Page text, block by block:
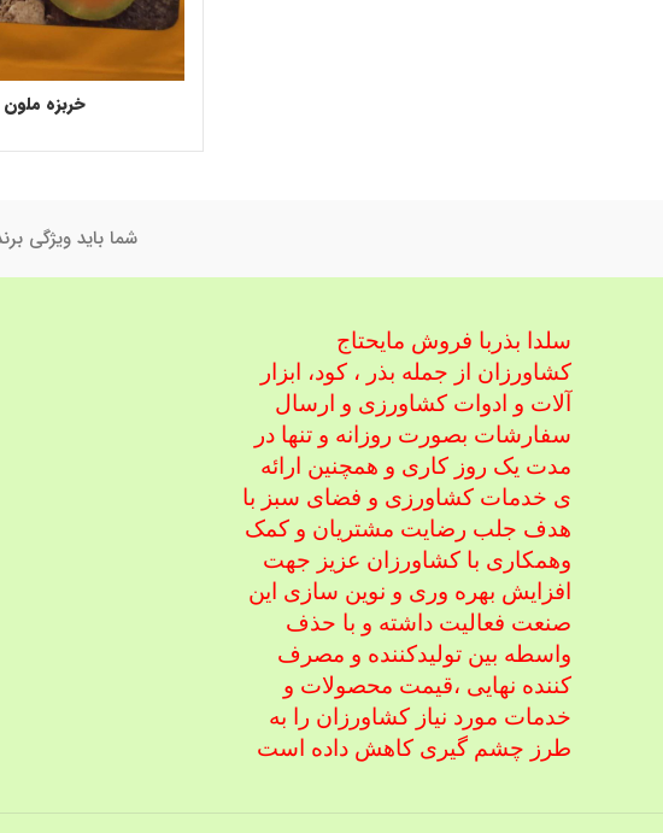
خربزه
شما باید ویژگی
سلدا بذربا فروش مایحتاج
کشاورزان از جمله بذر ، کود، ابزار
آلات و ادوات کشاورزی و ارسال
سفارشات بصورت روزانه و تنها در
مدت یک روز کاری و همچنین ارائه
ی خدمات کشاورزی و فضای سبز با
هدف جلب رضایت مشتریان و کمک
وهمکاری با کشاورزان عزیز جهت
افزایش بهره وری و نوین سازی این
صنعت فعالیت داشته و با حذف
واسطه بین تولیدکننده و مصرف
کننده نهایی ،قیمت محصولات و
خدمات مورد نیاز کشاورزان را به
طرز چشم گیری کاهش داده است